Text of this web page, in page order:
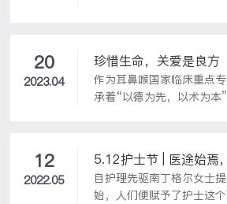
些分泌物就是通常所说的耵
原本是起到保护外耳道作
耳...
20
2023.04
珍惜生命，关爱是良方
作为耳鼻喉国家临床重点
承着“以德为先，以术为本
任。多年来，医院坚持不
与各种义诊活动，让更多
时，也提高了居民的健康
12
2022.05
5.12护士节 | 医途始焉
之下，践行初心！开泰
自护理先驱南丁格尔女士
始，人们便赋予了护士这